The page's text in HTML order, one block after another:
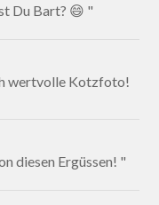
Du Bart? 😄 "
wertvolle Kotzfoto!
diesen Ergüssen! "